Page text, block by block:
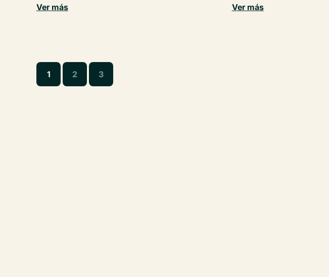
Ver más Ver más
1 2 3